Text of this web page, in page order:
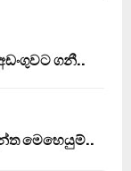
ගනී..
මෙහෙයුම්..